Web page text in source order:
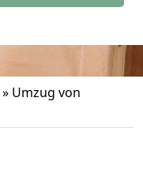
» Umzug von